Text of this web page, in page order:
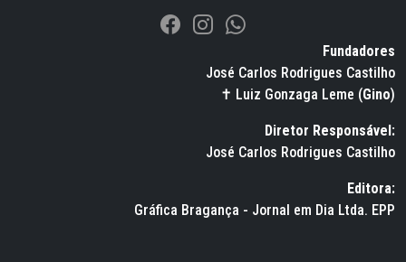
Fundadores
José Carlos Rodrigues Castilho
✝ Luiz Gonzaga Leme (Gino)
Diretor Responsável:
José Carlos Rodrigues Castilho
Editora:
Gráfica Bragança - Jornal em Dia Ltda. EPP